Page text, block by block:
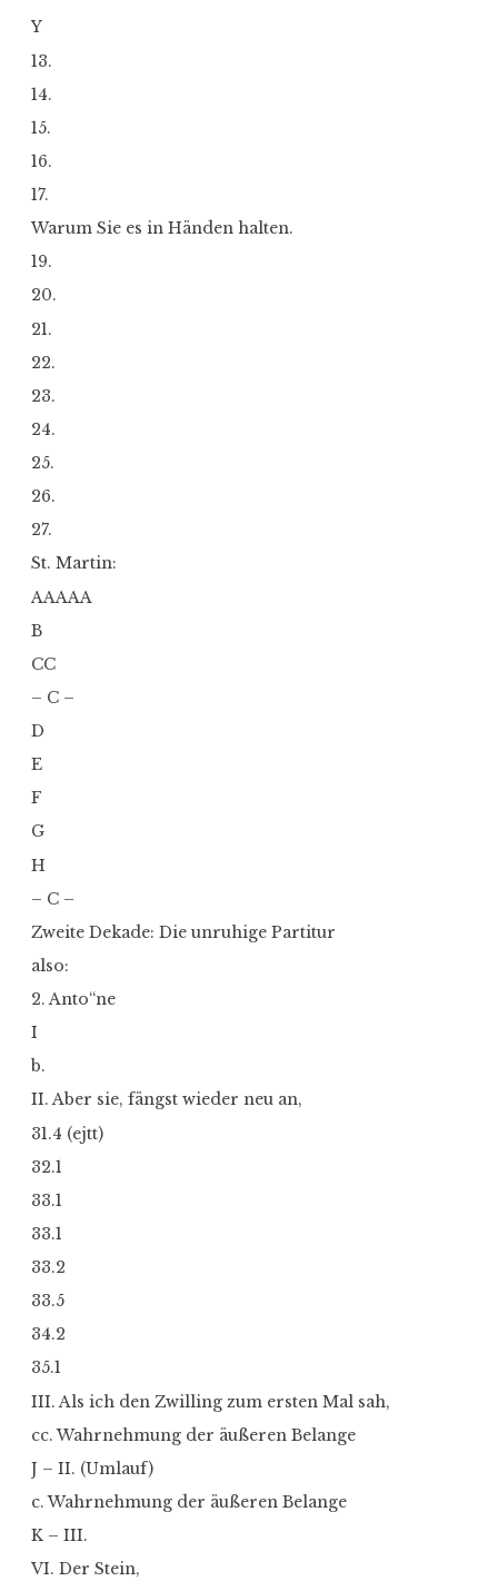
Y
13.
14.
15.
16.
17.
Warum Sie es in Händen halten.
19.
20.
21.
22.
23.
24.
25.
26.
27.
St. Martin:
AAAAA
B
CC
– C –
D
E
F
G
H
– C –
Zweite Dekade: Die unruhige Partitur
also:
2. Anto“ne
I
b.
II. Aber sie, fängst wieder neu an,
31.4 (ejtt)
32.1
33.1
33.1
33.2
33.5
34.2
35.1
III. Als ich den Zwilling zum ersten Mal sah,
cc. Wahrnehmung der äußeren Belange
J – II. (Umlauf)
c. Wahrnehmung der äußeren Belange
K – III.
VI. Der Stein,